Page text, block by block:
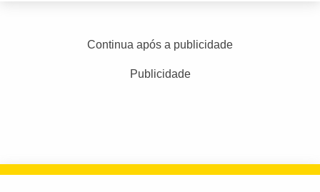
Continua após a publicidade
Publicidade